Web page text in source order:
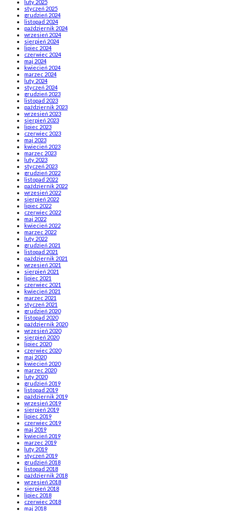
luty 2025
styczeń 2025
grudzień 2024
listopad 2024
październik 2024
wrzesień 2024
sierpień 2024
lipiec 2024
czerwiec 2024
maj 2024
kwiecień 2024
marzec 2024
luty 2024
styczeń 2024
grudzień 2023
listopad 2023
październik 2023
wrzesień 2023
sierpień 2023
lipiec 2023
czerwiec 2023
maj 2023
kwiecień 2023
marzec 2023
luty 2023
styczeń 2023
grudzień 2022
listopad 2022
październik 2022
wrzesień 2022
sierpień 2022
lipiec 2022
czerwiec 2022
maj 2022
kwiecień 2022
marzec 2022
luty 2022
grudzień 2021
listopad 2021
październik 2021
wrzesień 2021
sierpień 2021
lipiec 2021
czerwiec 2021
kwiecień 2021
marzec 2021
styczeń 2021
grudzień 2020
listopad 2020
październik 2020
wrzesień 2020
sierpień 2020
lipiec 2020
czerwiec 2020
maj 2020
kwiecień 2020
marzec 2020
luty 2020
grudzień 2019
listopad 2019
październik 2019
wrzesień 2019
sierpień 2019
lipiec 2019
czerwiec 2019
maj 2019
kwiecień 2019
marzec 2019
luty 2019
styczeń 2019
grudzień 2018
listopad 2018
październik 2018
wrzesień 2018
sierpień 2018
lipiec 2018
czerwiec 2018
maj 2018